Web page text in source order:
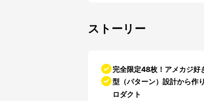
ストーリー
完全限定48枚！アメカジ
型（パターン）設計から作
ロダクト